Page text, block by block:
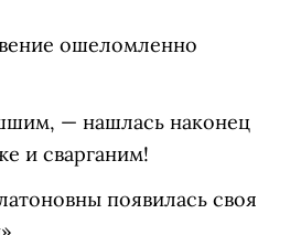
ошеломленно
— нашлась наконец
и сварганим!
появилась своя